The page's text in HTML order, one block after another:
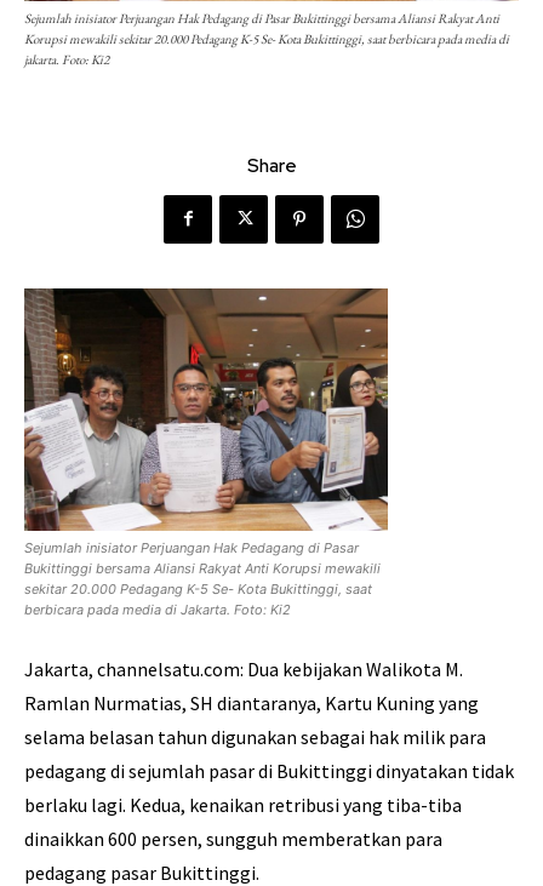
Sejumlah inisiator Perjuangan Hak Pedagang di Pasar Bukittinggi bersama Aliansi Rakyat Anti
Korupsi mewakili sekitar 20.000 Pedagang K-5 Se- Kota Bukittinggi, saat berbicara pada media di
jakarta. Foto: Ki2
Share
Sejumlah inisiator Perjuangan Hak Pedagang di Pasar
Bukittinggi bersama Aliansi Rakyat Anti Korupsi mewakili
sekitar 20.000 Pedagang K-5 Se- Kota Bukittinggi, saat
berbicara pada media di Jakarta. Foto: Ki2
Jakarta, channelsatu.com: Dua kebijakan Walikota M.
Ramlan Nurmatias, SH diantaranya, Kartu Kuning yang
selama belasan tahun digunakan sebagai hak milik para
pedagang di sejumlah pasar di Bukittinggi dinyatakan tidak
berlaku lagi. Kedua, kenaikan retribusi yang tiba-tiba
dinaikkan 600 persen, sungguh memberatkan para
pedagang pasar Bukittinggi.